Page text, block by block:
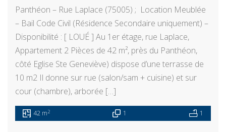
Panthéon – Rue Laplace (75005) ; Location Meublée
– Bail Code Civil (Résidence Secondaire uniquement) –
Disponibilité : [ LOUÉ ] Au 1er étage, rue Laplace,
Appartement 2 Pièces de 42 m², près du Panthéon,
côté Eglise Ste Geneviève) dispose d’une terrasse de
10 m2 Il donne sur rue (salon/sam + cuisine) et sur
cour (chambre), arborée […]
42 m2 1 1